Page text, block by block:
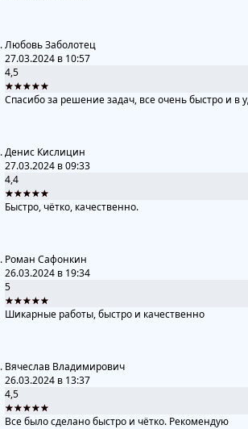
Любовь Заболотец
27.03.2024 в 10:57
4,5
★★★★★
Спасибо за решение задач, все очень быстро и в
Денис Кислицин
27.03.2024 в 09:33
4,4
★★★★★
Быстро, чётко, качественно.
Роман Сафонкин
26.03.2024 в 19:34
5
★★★★★
Шикарные работы, быстро и качественно
Вячеслав Владимирович
26.03.2024 в 13:37
4,5
★★★★★
Все было сделано быстро и чётко. Рекомендую